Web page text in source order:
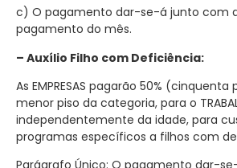
c) O pagamento dar-se-á junto com
pagamento do mês.
– Auxílio Filho com Deficiência:
As EMPRESAS pagarão 50%
menor piso da categoria, para o
independentemente da idade, para
programas específicos a filhos com